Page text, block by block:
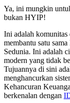
Ya, ini mungkin
bukan HYIP!
Ini adalah komunitas
membantu satu
Sedunia. Ini adalah
modern yang tidak
Tujuannya di sini
menghancurkan
Kehancuran
berkenalan dengan